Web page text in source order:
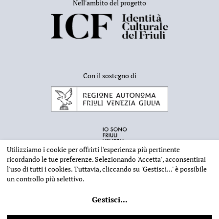
vedova Loretta Fasano ha depositato presso la
Biblioteca dei Civici musei di Udine documentazione,
conservata presso l’Archivio artisti, relativa all’attività
di Mario, comprendente anche pubblicazioni di vario
Nell'ambito del progetto
Con il sostegno di
2026 - Deputazione di Storia Patria per il Friuli - CF 80023560305
Web designIlaria Comello- Powered bySICAPWeb
Utilizziamo i cookie per offrirti l'esperienza più pertinente
ricordando le tue preferenze. Selezionando 'Accetta', acconsentirai
l'uso di tutti i cookies. Tuttavia, cliccando su 'Gestisci...'è possibile
un controllo più selettivo.
Gestisci...